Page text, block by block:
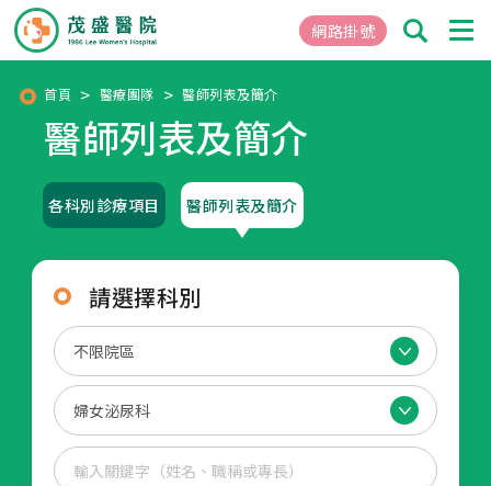
網路掛號
01 關於茂盛
核心專長
醫院環境與設備
醫療團隊
03 就醫指南
首頁 醫療團隊 醫師列表及簡介
醫師列表及簡介
各科別診療項目 醫師列表及簡介
請選擇科別